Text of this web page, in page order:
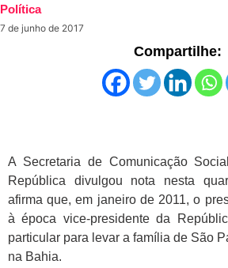
Política
7 de junho de 2017
Compartilhe:
A Secretaria de Comunicação
República divulgou nota nesta
afirma que, em janeiro de 2011, o
à época vice-presidente da
particular para levar a família de São
na Bahia.